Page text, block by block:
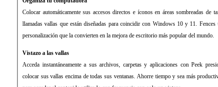
Colocar automáticamente sus accesos directos e íconos en áreas sombreadas de
llamadas vallas que están diseñadas para coincidir con Windows 10 y 11. Fences
personalización que la convierten en la mejora de escritorio más popular del mundo.
Vistazo a las vallas
Acceda instantáneamente a sus archivos, carpetas y aplicaciones con Peek
colocar sus vallas encima de todas sus ventanas. Ahorre tiempo y sea más